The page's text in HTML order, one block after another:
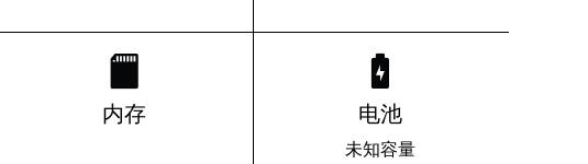
内存 电池
未知容量